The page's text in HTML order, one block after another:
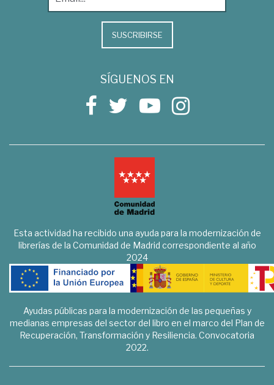
SUSCRIBIRSE
SÍGUENOS EN
Esta actividad ha recibido una ayuda para la modernización de
librerías de la Comunidad de Madrid correspondiente al año
2024
Ayudas públicas para la modernización de las pequeñas y
medianas empresas del sector del libro en el marco del Plan de
Recuperación, Transformación y Resiliencia. Convocatoria
2022.